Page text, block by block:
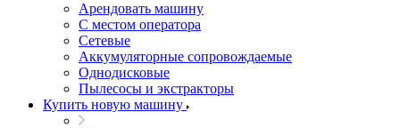
Арендовать машину
С местом оператора
Сетевые
Аккумуляторные сопровождаемые
Однодисковые
Пылесосы и экстракторы
Купить новую машину